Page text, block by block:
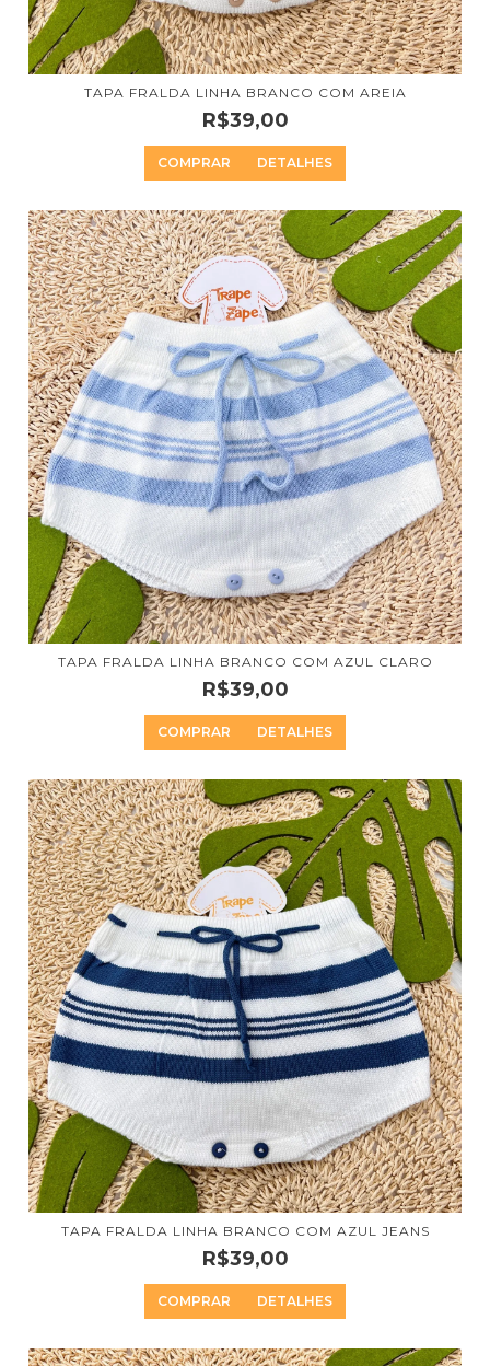
TAPA FRALDA LINHA BRANCO COM AREIA
R$39,00
COMPRAR DETALHES
TAPA FRALDA LINHA BRANCO COM AZUL CLARO
R$39,00
COMPRAR DETALHES
TAPA FRALDA LINHA BRANCO COM AZUL JEANS
R$39,00
COMPRAR DETALHES